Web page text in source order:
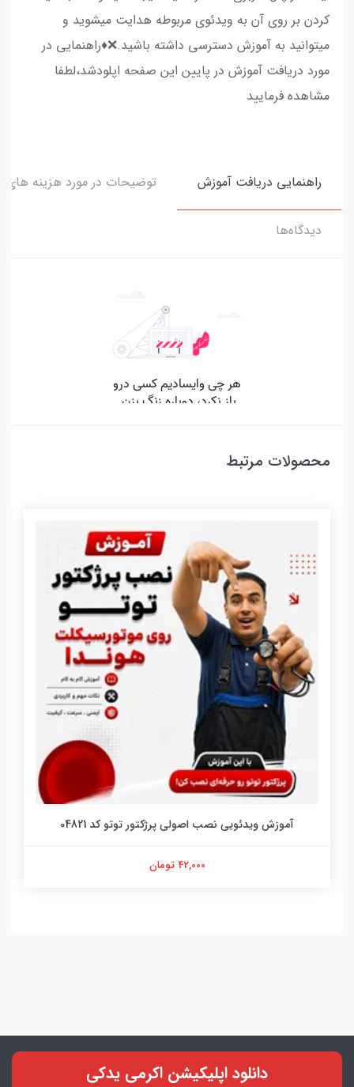
کردن بر روی آن به ویدئوی مربوطه هدایت میشوید و
میتوانید به آموزش دسترسی داشته باشید.❌♦️راهنمایی در
مورد دریافت آموزش در پایین این صفحه اپلودشد،لطفا
مشاهده فرمایید
راهنمایی دریافت آموزش توضیحات در مورد هزینه های
دیدگاه‌ها
محصولات مرتبط
آموزش ویدئویی نصب اصولی پرژکتور توتو کد 04821
42,000 تومان
دانلود اپلیکیشن اکرمی یدکی